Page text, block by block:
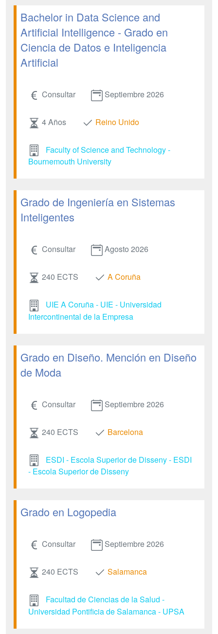
Bachelor in Data Science and
Artificial Intelligence - Grado en
Ciencia de Datos e Inteligencia
Artificial
Consultar Septiembre 2026
4 Años Reino Unido
Faculty of Science and Technology -
Bournemouth University
Grado de Ingeniería en Sistemas
Inteligentes
Consultar Agosto 2026
240 ECTS A Coruña
UIE A Coruña - UIE - Universidad
Intercontinental de la Empresa
Grado en Diseño. Mención en Diseño
de Moda
Consultar Septiembre 2026
240 ECTS Barcelona
ESDI - Escola Superior de Disseny - ESDI
- Escola Superior de Disseny
Grado en Logopedia
Consultar Septiembre 2026
240 ECTS Salamanca
Facultad de Ciencias de la Salud -
Universidad Pontificia de Salamanca - UPSA